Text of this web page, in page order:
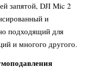
запятой, DJI Mic 2
и
подходящий для
и многого другого.